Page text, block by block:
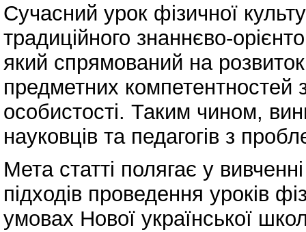
Сучасний урок фізичної
традиційного знаннєво-
який спрямований на
предметних компетентностей
особистості. Таким чином,
науковців та педагогів з
Мета статті полягає у
підходів проведення уроків
умовах Нової української